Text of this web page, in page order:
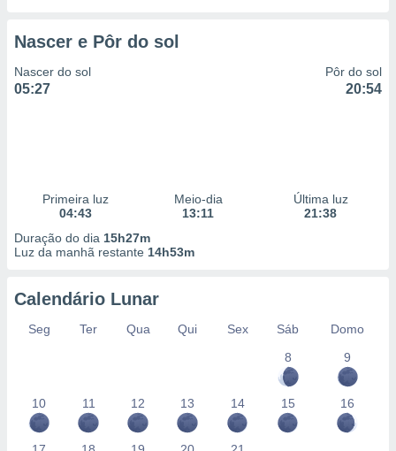
Nascer e Pôr do sol
Nascer do sol
05:27
Pôr do sol
20:54
Primeira luz
04:43
Meio-dia
13:11
Última luz
21:38
Duração do dia 15h27m
Luz da manhã restante 14h53m
Calendário Lunar
Seg Ter Qua Qui Sex Sáb
Domo
8
9
10 11 12 13 14 15 16